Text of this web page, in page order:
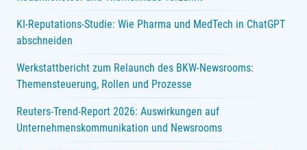
KI-Reputations-Studie: Wie Pharma und MedTech in ChatGPT
abschneiden
Werkstattbericht zum Relaunch des BKW-Newsrooms:
Themensteuerung, Rollen und Prozesse
Reuters-Trend-Report 2026: Auswirkungen auf
Unternehmenskommunikation und Newsrooms